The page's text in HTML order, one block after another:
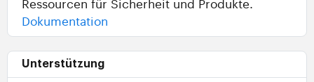
Ressourcen für Sicherheit und Produkte.
Dokumentation
Unterstützung